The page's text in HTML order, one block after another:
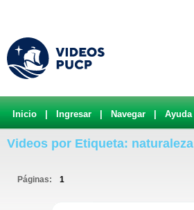
Inicio Ingresar Navegar Ayuda
Videos por Etiqueta: naturaleza
Páginas: 1